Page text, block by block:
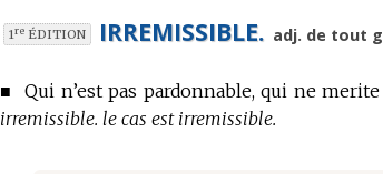
1re ÉDITION IRREMISSIBLE. adj. de tout
■Qui n’est pas pardonnable, qui ne
irremissible. le cas est irremissible.